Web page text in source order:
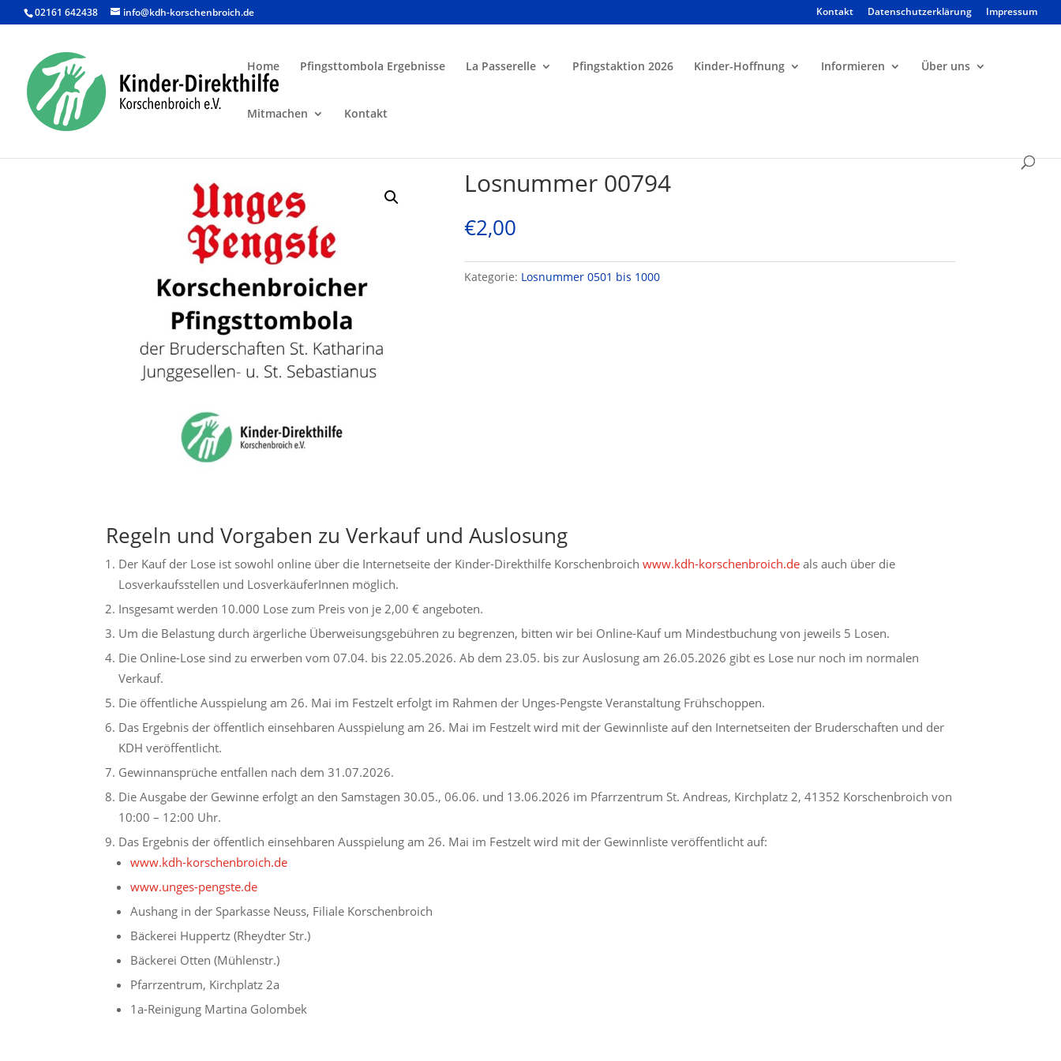
02161 642438 info@kdh-korschenbroich.de Kontakt Datenschutzerklärung Impressum
Home Pfingsttombola Ergebnisse La Passerelle Pfingstaktion 2026 Kinder-Hoffnung Informieren Über uns
Mitmachen Kontakt
Products
Losnummer 00794
€2,00
Kategorie: Losnummer 0501 bis 1000
Regeln und Vorgaben zu Verkauf und Auslosung
Der Kauf der Lose ist sowohl online über die Internetseite der Kinder-Direkthilfe Korschenbroichwww.kdh-korschenbroich.de als auch über die
Losverkaufsstellen und LosverkäuferInnen möglich.
Insgesamt werden 10.000 Lose zum Preis von je 2,00 € angeboten.
Um die Belastung durch ärgerliche Überweisungsgebühren zu begrenzen, bitten wir bei Online-Kauf um Mindestbuchung von jeweils 5 Losen.
Die Online-Lose sind zu erwerben vom 07.04. bis 22.05.2026. Ab dem 23.05. bis zur Auslosung am 26.05.2026 gibt es Lose nur noch im normalen
Verkauf.
Die öffentliche Ausspielung am 26. Mai im Festzelt erfolgt im Rahmen der Unges-Pengste Veranstaltung Frühschoppen.
Das Ergebnis der öffentlich einsehbaren Ausspielung am 26. Mai im Festzelt wird mit der Gewinnliste auf den Internetseiten der Bruderschaften und der
KDH veröffentlicht.
Gewinnansprüche entfallen nach dem 31.07.2026.
Die Ausgabe der Gewinne erfolgt an den Samstagen 30.05., 06.06. und 13.06.2026 im Pfarrzentrum St. Andreas, Kirchplatz 2, 41352 Korschenbroich von
10:00 – 12:00 Uhr.
Das Ergebnis der öffentlich einsehbaren Ausspielung am 26. Mai im Festzelt wird mit der Gewinnliste veröffentlicht auf:
www.kdh-korschenbroich.de
www.unges-pengste.de
Aushang in der Sparkasse Neuss, Filiale Korschenbroich
Bäckerei Huppertz (Rheydter Str.)
Bäckerei Otten (Mühlenstr.)
Pfarrzentrum, Kirchplatz 2a
1a-Reinigung Martina Golombek